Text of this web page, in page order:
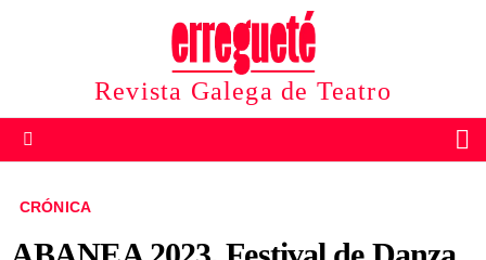
Revista Galega de Teatro
CRÓNICA